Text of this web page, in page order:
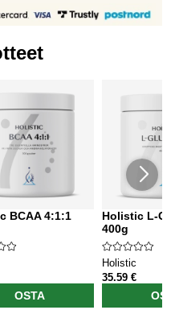
BCAA 4:1:1
OSTA
Holistic L-
400g
Holistic
35.59 €